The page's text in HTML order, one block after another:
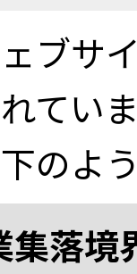
ブサ
てい
のよ
集落